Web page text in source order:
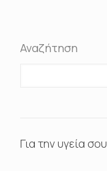
Αναζήτηση
Για την υγεία σου